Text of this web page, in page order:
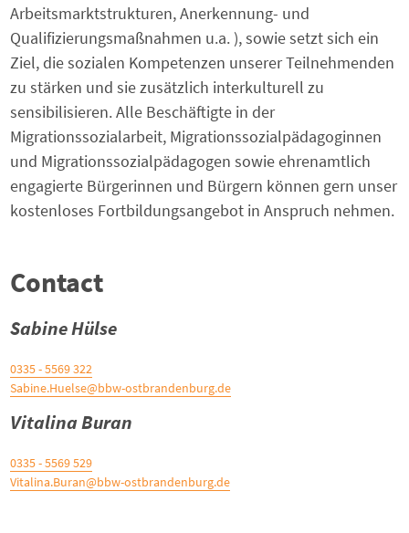
Arbeitsmarktstrukturen, Anerkennung- und
Qualifizierungsmaßnahmen u.a. ), sowie setzt sich ein
Ziel, die sozialen Kompetenzen unserer Teilnehmenden
zu stärken und sie zusätzlich interkulturell zu
sensibilisieren. Alle Beschäftigte in der
Migrationssozialarbeit, Migrationssozialpädagoginnen
und Migrationssozialpädagogen sowie ehrenamtlich
engagierte Bürgerinnen und Bürgern können gern unser
kostenloses Fortbildungsangebot in Anspruch nehmen.
Contact
Sabine Hülse
0335 - 5569 322
Sabine.Huelse@bbw-ostbrandenburg.de
Vitalina Buran
0335 - 5569 529
Vitalina.Buran@bbw-ostbrandenburg.de